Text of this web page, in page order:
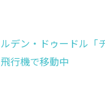
ン・ドゥードル「チ
行機で移動中